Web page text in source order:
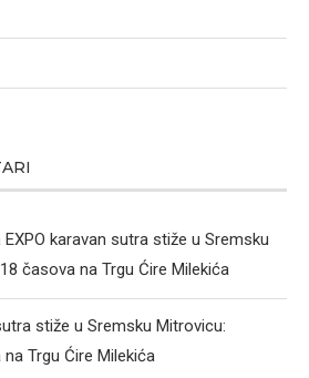
EXPO karavan sutra stiže u Sremsku
časova na Trgu Ćire Milekića
stiže u Sremsku Mitrovicu:
Trgu Ćire Milekića